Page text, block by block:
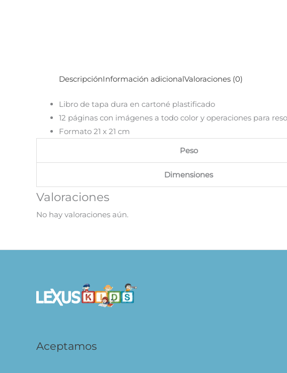
DescripciónInformación adicionalValoraciones (0)
Libro de tapa dura en cartoné plastificado
12 páginas con imágenes a todo color y operaciones para
Formato 21 x 21 cm
Peso
Dimensiones
Valoraciones
No hay valoraciones aún.
Aceptamos